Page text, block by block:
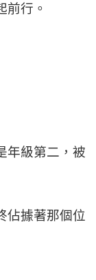
前行。
年級第二，被
佔據著那個位